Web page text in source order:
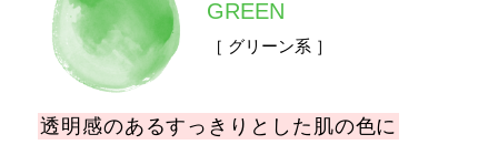
GREEN
［ グリーン系 ］
透明感のあるすっきりとした肌の色に